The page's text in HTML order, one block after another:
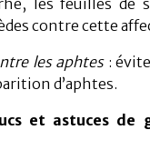
les feuilles de
contre cette
les aphtes:
d’aphtes.
et astuces de